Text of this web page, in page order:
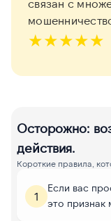
связан с
★★★★★
Осторожно:
действия.
Короткие правила,
1
Если вас
это признак